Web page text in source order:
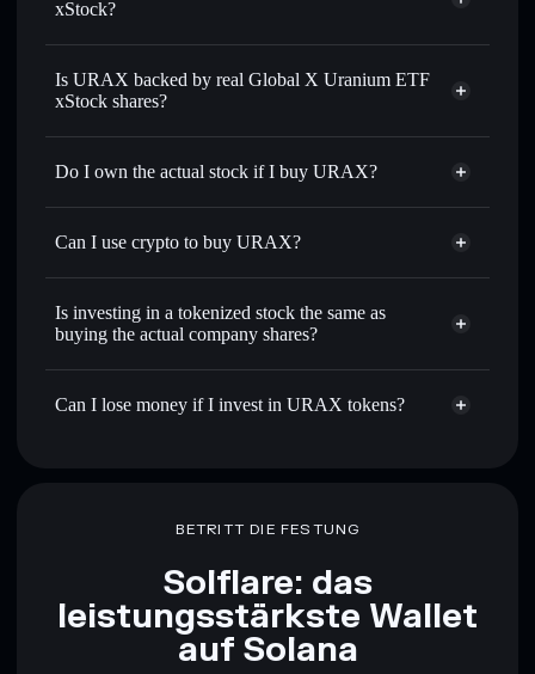
xStock?
Is URAX backed by real Global X Uranium ETF
xStock shares?
Do I own the actual stock if I buy URAX?
Can I use crypto to buy URAX?
Is investing in a tokenized stock the same as
buying the actual company shares?
Can I lose money if I invest in URAX tokens?
BETRITT DIE FESTUNG
Solflare: das
leistungsstärkste Wallet
auf Solana